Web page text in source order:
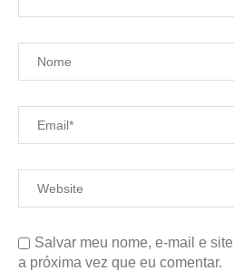
Salvar meu nome, e-mail e
a próxima vez que eu comentar.